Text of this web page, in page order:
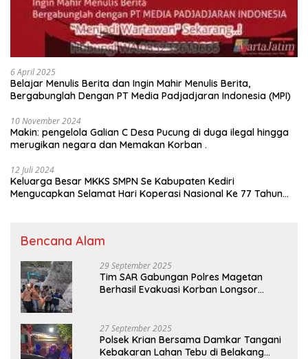
6 April 2025
Belajar Menulis Berita dan Ingin Mahir Menulis Berita,
Bergabunglah Dengan PT Media Padjadjaran Indonesia (MPI)
10 November 2024
Makin: pengelola Galian C Desa Pucung di duga ilegal hingga
merugikan negara dan Memakan Korban .
12 Juli 2024
Keluarga Besar MKKS SMPN Se Kabupaten Kediri
Mengucapkan Selamat Hari Koperasi Nasional Ke 77 Tahun
Bencana Alam
29 September 2025
Tim SAR Gabungan Polres Magetan
Berhasil Evakuasi Korban Longsor
27 September 2025
Polsek Krian Bersama Damkar Tangani
Kebakaran Lahan Tebu di Belakang